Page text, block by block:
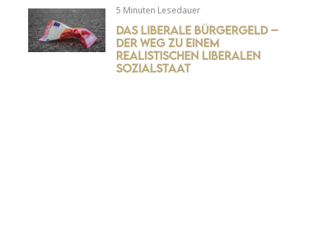
5 Minuten Lesedauer
Das liberale Bürgergeld –
Der Weg zu einem
realistischen liberalen
Sozialstaat